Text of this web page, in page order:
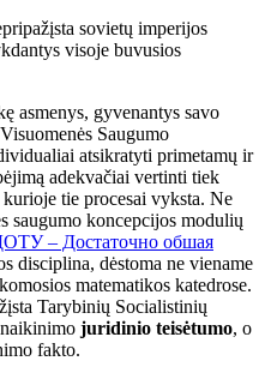
sovietų imperijos
visoje buvusios
asmenys, gyvenantys savo
Saugumo
atsikratyti primetamų ir
adekvačiai vertinti tiek
tie procesai vyksta. Ne
saugumo koncepcijos modulių
– Достаточно обшая
disciplina, dėstoma ne viename
matematikos katedrose.
Tarybinių Socialistinių
juridinio teisėtumo, o
fakto.